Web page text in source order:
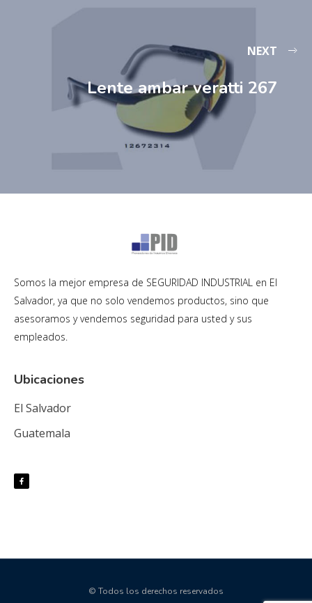
NEXT
Lente ambar veratti 267
Somos la mejor empresa de SEGURIDAD INDUSTRIAL en El
Salvador, ya que no solo vendemos productos, sino que
asesoramos y vendemos seguridad para usted y sus
empleados.
Ubicaciones
El Salvador
Guatemala
© Todos los derechos reservados